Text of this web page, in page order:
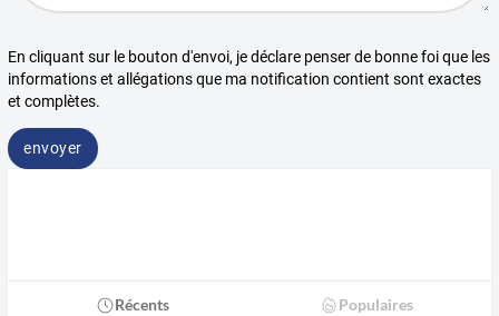
En cliquant sur le bouton d'envoi, je déclare penser de bonne foi que les
informations et allégations que ma notification contient sont exactes
et complètes.
envoyer
Récents Populaires